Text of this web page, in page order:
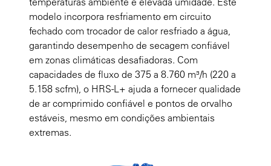
modelo incorpora resfriamento em circuito
fechado com trocador de calor resfriado a água,
garantindo desempenho de secagem confiável
em zonas climáticas desafiadoras. Com
capacidades de fluxo de 375 a 8.760 m³/h (220 a
5.158 scfm), o HRS-L+ ajuda a fornecer qualidade
de ar comprimido confiável e pontos de orvalho
estáveis, mesmo em condições ambientais
extremas.